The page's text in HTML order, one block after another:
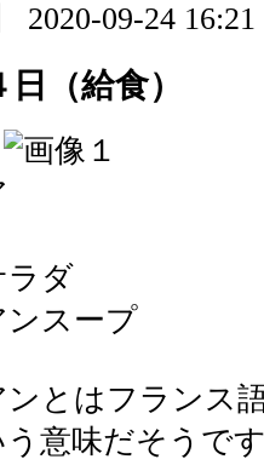
2020-09-24
日（給食）
ラダ
ンスープ
ンとはフランス
う意味だそうで